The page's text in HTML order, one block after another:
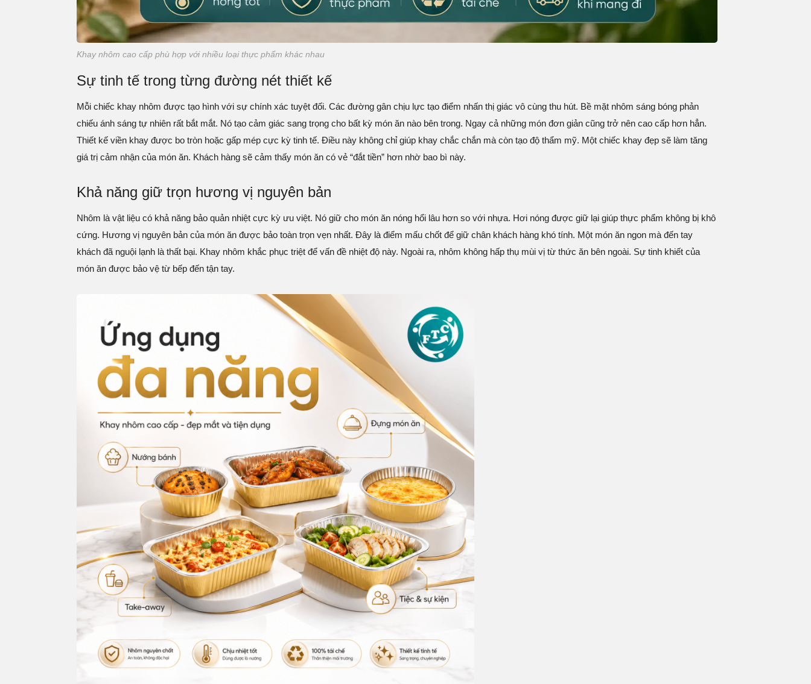
Khay nhôm cao cấp phù hợp với nhiều loại thực phẩm khác nhau
Sự tinh tế trong từng đường nét thiết kế
Mỗi chiếc khay nhôm được tạo hình với sự chính xác tuyệt đối. Các đường gân chịu lực tạo điểm nhấn thị giác vô cùng thu hút. Bề mặt nhôm sáng bóng phản
chiếu ánh sáng tự nhiên rất bắt mắt. Nó tạo cảm giác sang trọng cho bất kỳ món ăn nào bên trong. Ngay cả những món đơn giản cũng trở nên cao cấp hơn hẳn.
Thiết kế viền khay được bo tròn hoặc gấp mép cực kỳ tinh tế. Điều này không chỉ giúp khay chắc chắn mà còn tạo độ thẩm mỹ. Một chiếc khay đẹp sẽ làm tăng
giá trị cảm nhận của món ăn. Khách hàng sẽ cảm thấy món ăn có vẻ “đắt tiền” hơn nhờ bao bì này.
Khả năng giữ trọn hương vị nguyên bản
Nhôm là vật liệu có khả năng bảo quản nhiệt cực kỳ ưu việt. Nó giữ cho món ăn nóng hổi lâu hơn so với nhựa. Hơi nóng được giữ lại giúp thực phẩm không bị khô
cứng. Hương vị nguyên bản của món ăn được bảo toàn trọn vẹn nhất. Đây là điểm mấu chốt để giữ chân khách hàng khó tính. Một món ăn ngon mà đến tay
khách đã nguội lạnh là thất bại. Khay nhôm khắc phục triệt để vấn đề nhiệt độ này. Ngoài ra, nhôm không hấp thụ mùi vị từ thức ăn bên ngoài. Sự tinh khiết của
món ăn được bảo vệ từ bếp đến tận tay.